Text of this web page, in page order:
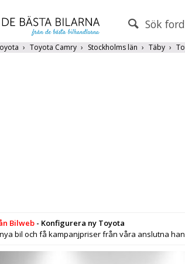
Sök
Toyota Camry Stockholms län Täby
Bilweb - Konfigurera ny Toyota
bil och få kampanjpriser från våra anslutna